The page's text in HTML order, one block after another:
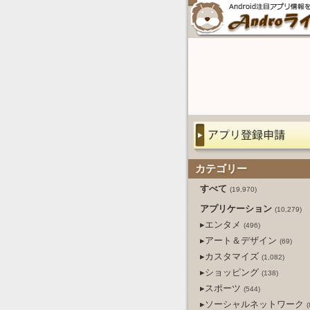
カテゴリー
すべて (19,970)
アプリケーション (10,279)
▸エンタメ (496)
▸アート＆デザイン (69)
▸カスタマイズ (1,082)
▸ショッピング (138)
▸スポーツ (544)
▸ソーシャルネットワーク